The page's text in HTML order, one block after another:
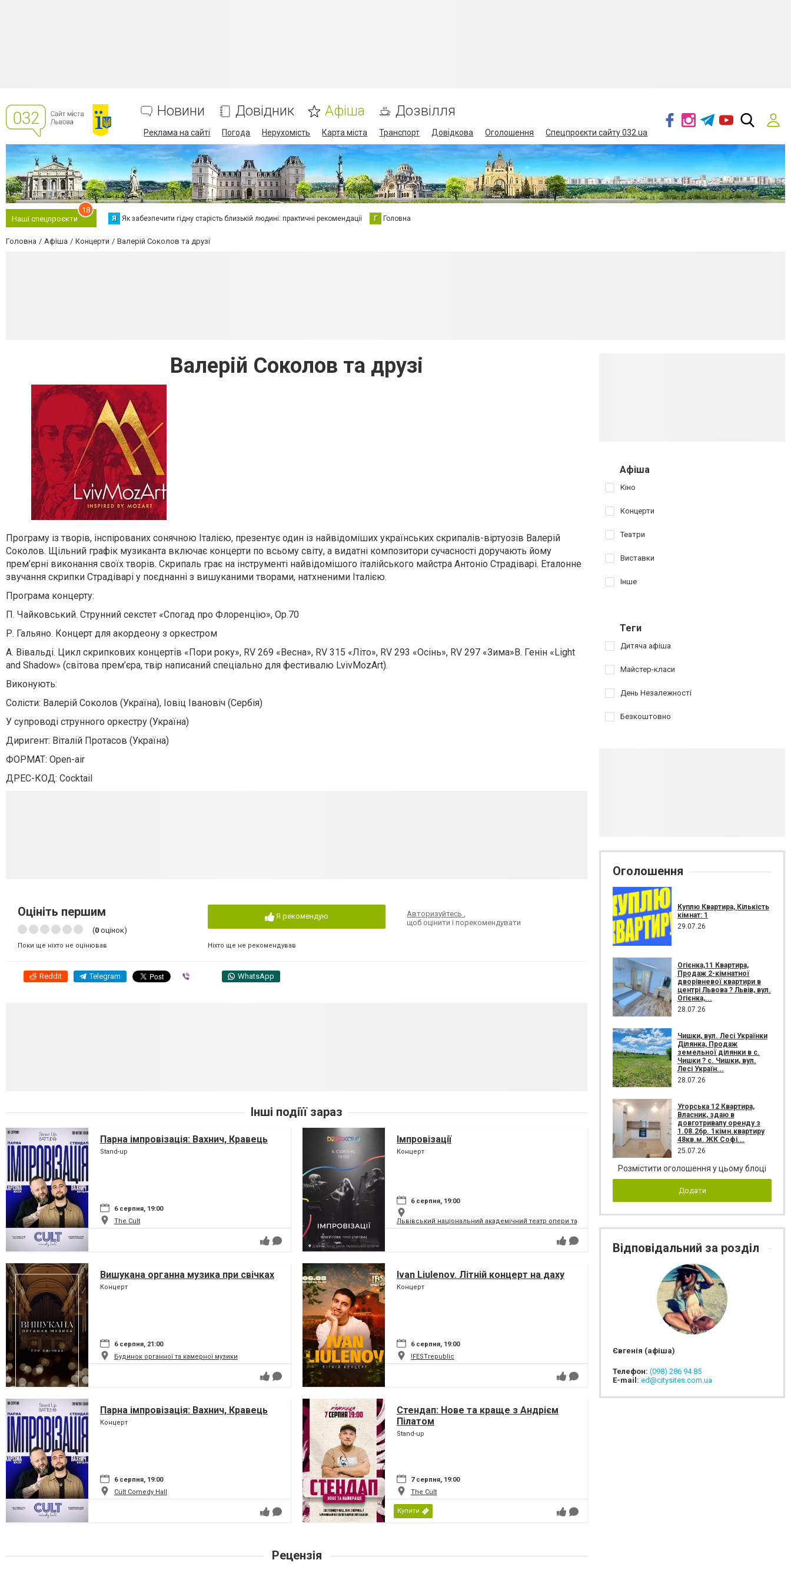
Новини Довідник Афіша Дозвілля
Реклама на сайті Погода Нерухомість Карта міста Транспорт Довідкова Оголошення Спецпроєкти сайту 032.ua
Наші спецпроєкти
18
Я Як забезпечити гідну старість близькій людині: практичні рекомендації Г Головна
Головна Афіша Концерти Валерій Соколов та друзі
Валерій Соколов та друзі
Програму із творів, інспірованих сонячною Італією, презентує один із найвідоміших українських скрипалів-віртуозів Валерій
Соколов. Щільний графік музиканта включає концерти по всьому світу, а видатні композитори сучасності доручають йому
прем’єрні виконання своїх творів. Скрипаль грає на інструменті найвідомішого італійського майстра Антоніо Страдіварі. Еталонне
звучання скрипки Страдіварі у поєднанні з вишуканими творами, натхненими Італією.
Програма концерту:
П. Чайковський. Струнний секстет «Спогад про Флоренцію», Op.70
Р. Гальяно. Концерт для акордеону з оркестром
А. Вівальді. Цикл скрипкових концертів «Пори року», RV 269 «Весна», RV 315 «Літо», RV 293 «Осінь», RV 297 «Зима»В. Генін «Light
and Shadow» (світова прем’єра, твір написаний спеціально для фестивалю LvivMozArt).
Виконують:
Солісти: Валерій Соколов (Україна), Іовіц Івановіч (Сербія)
У супроводі струнного оркестру (Україна)
Диригент: Віталій Протасов (Україна)
ФОРМАТ: Open-air
ДРЕС-КОД: Cocktail
Оцініть першим
(0 оцінок)
Поки ще ніхто не оцінював
Я рекомендую
Ніхто ще не рекомендував
Авторизуйтесь,
щоб оцінити і порекомендувати
Reddit Telegram WhatsApp
Інші подіїї зараз
Парна імпровізація: Вахнич, Кравець
Stand-up
6 серпня, 19:00
The Cult
Імпровізації
Концерт
6 серпня, 19:00
Львівський національний академічний театр опери та балету імені Соломії Крушельницької
Вишукана органна музика при свічках
Концерт
6 серпня, 21:00
Будинок органної та камерної музики
Ivan Liulenov. Літній концерт на даху
Концерт
6 серпня, 19:00
!FESTrepublic
Парна імпровізація: Вахнич, Кравець
Концерт
6 серпня, 19:00
Cult Comedy Hall
Стендап: Нове та краще з Андрієм
Пілатом
Stand-up
7 серпня, 19:00
The Cult
Купити
Рецензія
Афіша
Кіно
Концерти
Театри
Виставки
Інше
Теги
Дитяча афіша
Майстер-класи
День Незалежності
Безкоштовно
Оголошення
Куплю Квартира, Кількість
кімнат: 1
29.07.26
Огієнка,11 Квартира,
Продаж 2-кімнатної
дворівневої квартири в
центрі Львова ? Львів, вул.
Огієнка,...
28.07.26
Чишки, вул. Лесі Українки
Ділянка, Продаж
земельної ділянки в с.
Чишки ? с. Чишки, вул.
Лесі Україн...
28.07.26
Угорська 12 Квартира,
Власник, здаю в
довготривалу оренду з
1.08.26р. 1кімн.квартиру
48кв.м. ЖК Софі...
25.07.26
Розмістити оголошення у цьому блоці
Додати
Відповідальний за розділ
Євгенія (афіша)
Телефон: (098) 286 94 85
E-mail: ed@citysites.com.ua